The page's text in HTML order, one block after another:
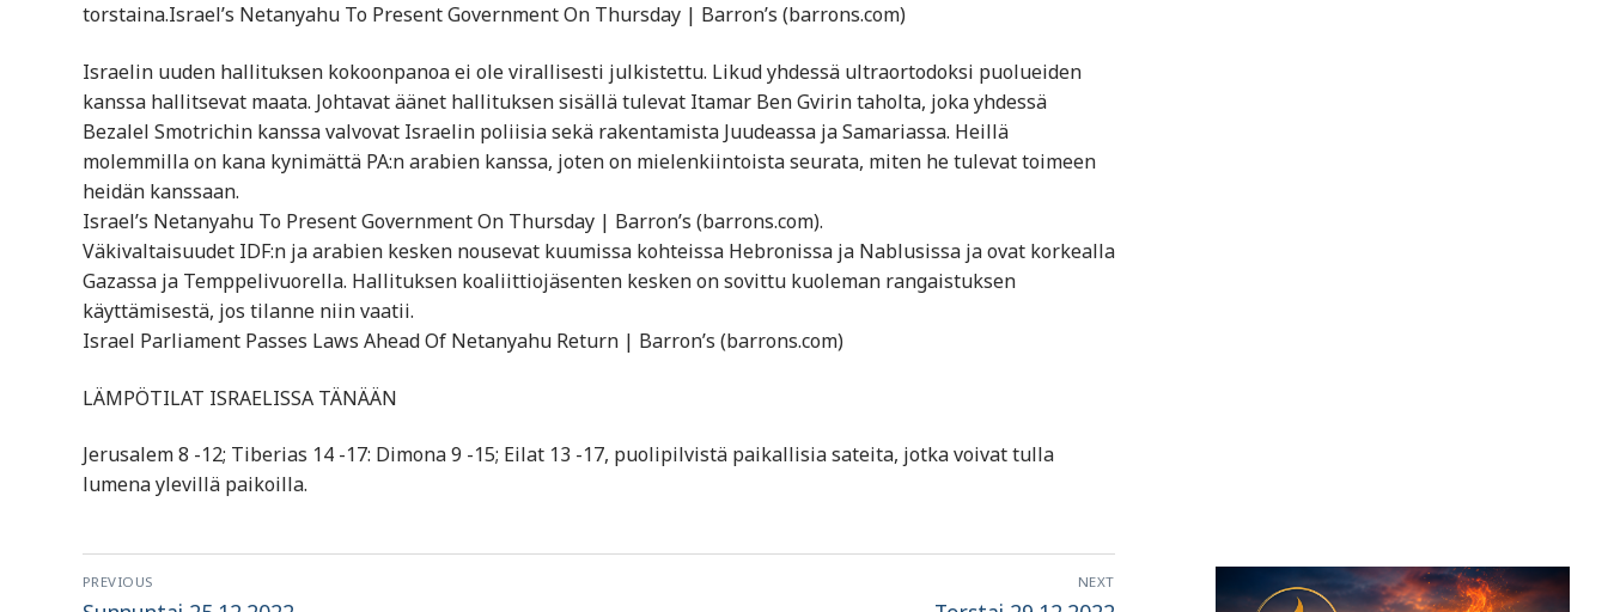
torstaina.Israel’s Netanyahu To Present Government On Thursday | Barron’s (barrons.com)
Israelin uuden hallituksen kokoonpanoa ei ole virallisesti julkistettu. Likud yhdessä ultraortodoksi puolueiden
kanssa hallitsevat maata. Johtavat äänet hallituksen sisällä tulevat Itamar Ben Gvirin taholta, joka yhdessä
Bezalel Smotrichin kanssa valvovat Israelin poliisia sekä rakentamista Juudeassa ja Samariassa. Heillä
molemmilla on kana kynimättä PA:n arabien kanssa, joten on mielenkiintoista seurata, miten he tulevat toimeen
heidän kanssaan.
Israel’s Netanyahu To Present Government On Thursday | Barron’s (barrons.com).
Väkivaltaisuudet IDF:n ja arabien kesken nousevat kuumissa kohteissa Hebronissa ja Nablusissa ja ovat korkealla
Gazassa ja Temppelivuorella. Hallituksen koaliittiojäsenten kesken on sovittu kuoleman rangaistuksen
käyttämisestä, jos tilanne niin vaatii.
Israel Parliament Passes Laws Ahead Of Netanyahu Return | Barron’s (barrons.com)
LÄMPÖTILAT ISRAELISSA TÄNÄÄN
Jerusalem 8 -12; Tiberias 14 -17: Dimona 9 -15; Eilat 13 -17, puolipilvistä paikallisia sateita, jotka voivat tulla
lumena ylevillä paikoilla.
Artikkelien
PREVIOUS NEXT